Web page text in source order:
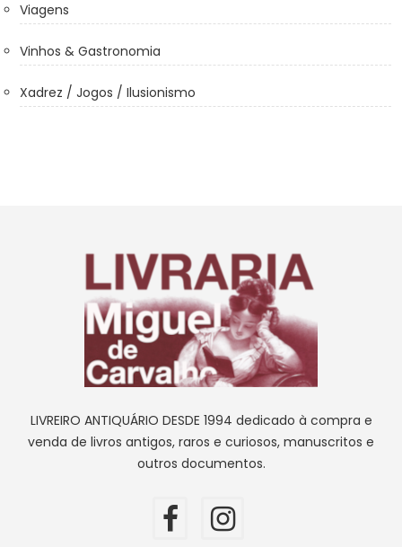
Viagens
Vinhos & Gastronomia
Xadrez / Jogos / Ilusionismo
LIVREIRO ANTIQUÁRIO DESDE 1994 dedicado à compra e
venda de livros antigos, raros e curiosos, manuscritos e
outros documentos.